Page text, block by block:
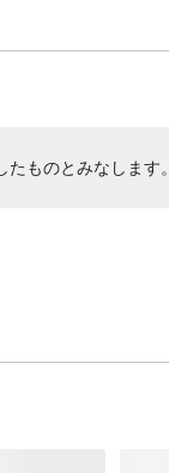
ものとみなします。